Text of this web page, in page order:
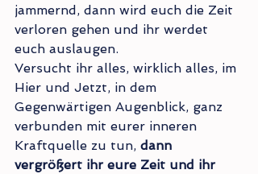
jammernd, dann wird euch die Zeit
verloren gehen und ihr werdet
euch auslaugen.
Versucht ihr alles, wirklich alles, im
Hier und Jetzt, in dem
Gegenwärtigen Augenblick, ganz
verbunden mit eurer inneren
Kraftquelle zu tun, dann
vergrößert ihr eure Zeit und ihr